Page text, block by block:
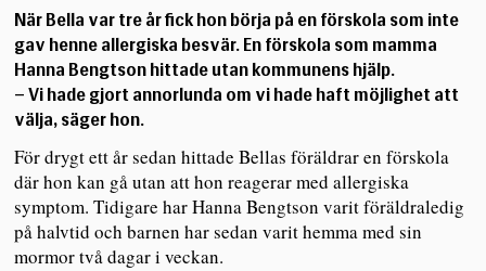
När Bella var tre år fick hon börja på en förskola som inte
gav henne allergiska besvär. En förskola som mamma
Hanna Bengtson hittade utan kommunens hjälp.
– Vi hade gjort annorlunda om vi hade haft möjlighet att
välja, säger hon.
För drygt ett år sedan hittade Bellas föräldrar en förskola
där hon kan gå utan att hon reagerar med allergiska
symptom. Tidigare har Hanna Bengtson varit föräldraledig
på halvtid och barnen har sedan varit hemma med sin
mormor två dagar i veckan.